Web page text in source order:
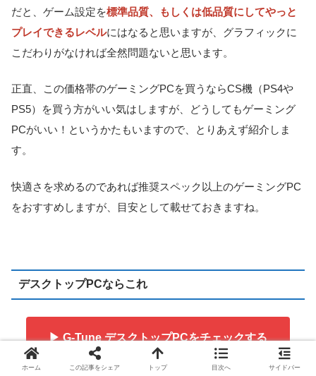
だと、ゲーム設定を標準品質、もしくは低品質にしてやっと
プレイできるレベルにはなると思いますが、グラフィックに
こだわりがなければ全然問題ないと思います。
正直、この価格帯のゲーミングPCを買うならCS機（PS4や
PS5）を買う方がいい気はしますが、どうしてもゲーミング
PCがいい！というかたもいますので、とりあえず紹介しま
す。
快適さを求めるのであれば推奨スペック以上のゲーミングPC
をおすすめしますが、目安として載せておきますね。
デスクトップPCならこれ
▶ G-Tune デスクトップPCをチェックする
ホーム この記事をシェア トップ 目次へ サイドバー